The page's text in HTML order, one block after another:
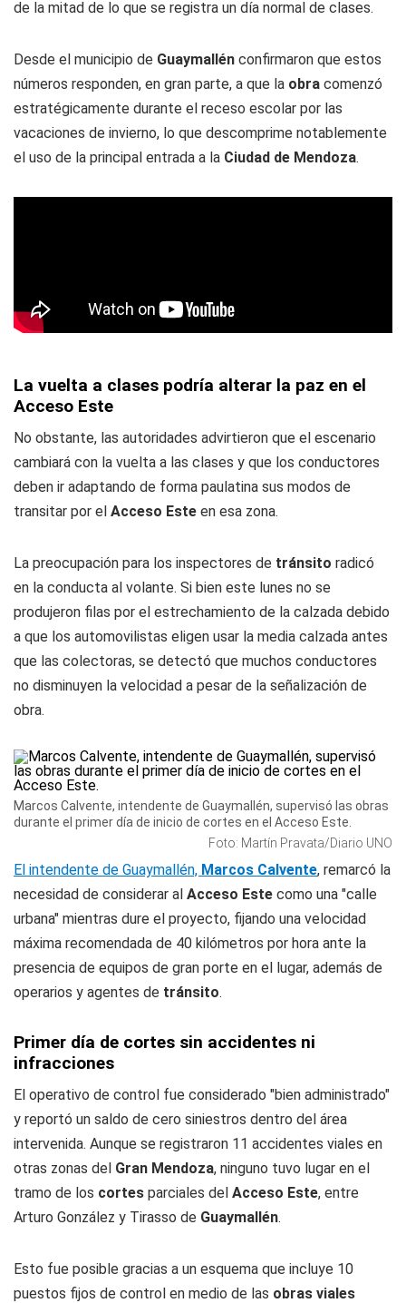
de la mitad de lo que se registra un día normal de clases.
Desde el municipio de Guaymallén confirmaron que estos
números responden, en gran parte, a que la obra comenzó
estratégicamente durante el receso escolar por las
vacaciones de invierno, lo que descomprime notablemente
el uso de la principal entrada a la Ciudad de Mendoza.
La vuelta a clases podría alterar la paz en el
Acceso Este
No obstante, las autoridades advirtieron que el escenario
cambiará con la vuelta a las clases y que los conductores
deben ir adaptando de forma paulatina sus modos de
transitar por el Acceso Este en esa zona.
La preocupación para los inspectores de tránsito radicó
en la conducta al volante. Si bien este lunes no se
produjeron filas por el estrechamiento de la calzada debido
a que los automovilistas eligen usar la media calzada antes
que las colectoras, se detectó que muchos conductores
no disminuyen la velocidad a pesar de la señalización de
obra.
Marcos Calvente, intendente de Guaymallén, supervisó las obras
durante el primer día de inicio de cortes en el Acceso Este.
Foto: Martín Pravata/Diario UNO
El intendente de Guaymallén, Marcos Calvente, remarcó la
necesidad de considerar al Acceso Este como una "calle
urbana" mientras dure el proyecto, fijando una velocidad
máxima recomendada de 40 kilómetros por hora ante la
presencia de equipos de gran porte en el lugar, además de
operarios y agentes de tránsito.
Primer día de cortes sin accidentes ni
infracciones
El operativo de control fue considerado "bien administrado"
y reportó un saldo de cero siniestros dentro del área
intervenida. Aunque se registraron 11 accidentes viales en
otras zonas del Gran Mendoza, ninguno tuvo lugar en el
tramo de los cortes parciales del Acceso Este, entre
Arturo González y Tirasso de Guaymallén.
Esto fue posible gracias a un esquema que incluye 10
puestos fijos de control en medio de las obras viales